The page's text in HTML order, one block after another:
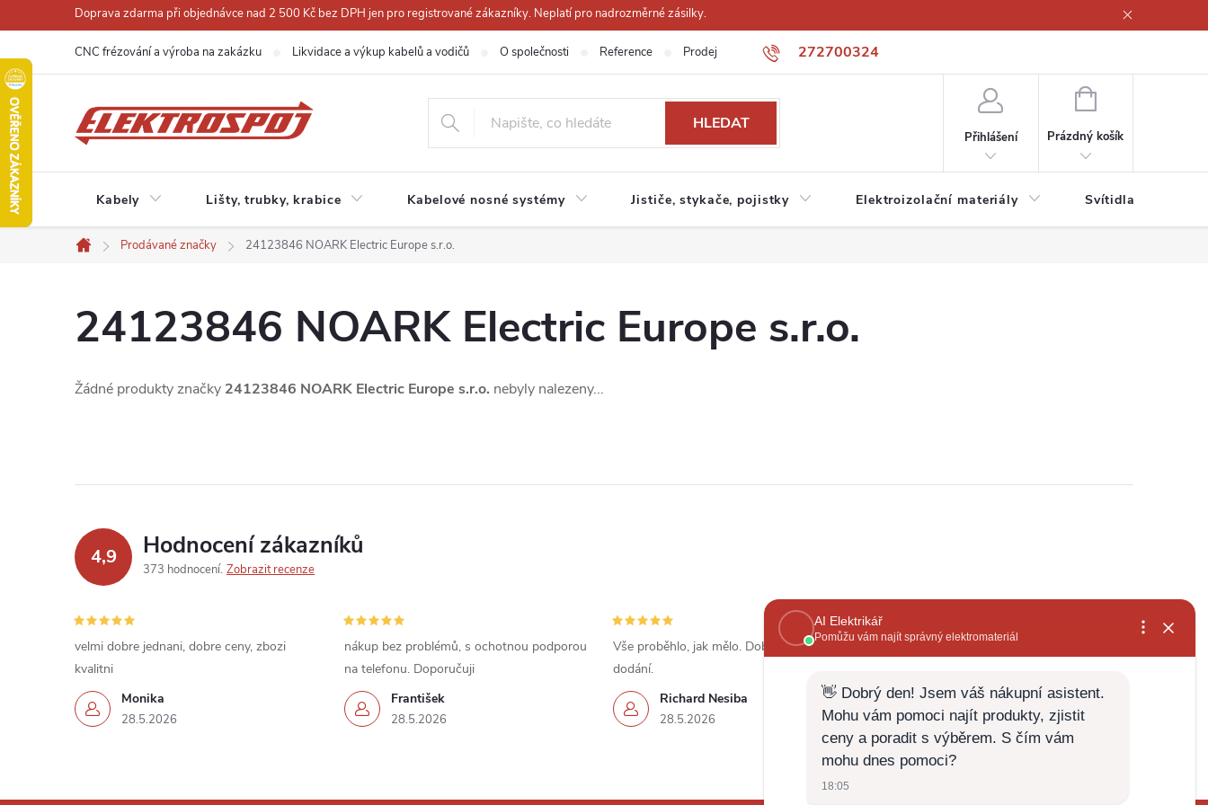
na
obsah
Doprava zdarma při objednávce nad 2 500 Kč bez DPH jen pro registrované zákazníky. Neplatí pro nadrozměrné zásilky.
272700324
CNC frézování a výroba na zakázku Likvidace a výkup kabelů a vodičů O společnosti Reference Prodejna Obchodní podmínky
HLEDAT
Přihlášení
NÁKUPNÍ
Prázdný košík
Kabely Lišty, trubky, krabice Kabelové nosné systémy Jističe, stykače, pojistky Elektroizolační materiály Svítidla a zdroje
Domů
Prodávané značky 24123846 NOARK Electric Europe s.r.o.
24123846 NOARK Electric Europe s.r.o.
Žádné produkty značky 24123846 NOARK Electric Europe s.r.o. nebyly nalezeny...
4,9 Hodnocení zákazníků
373 hodnocení Zobrazit recenze
Monika
28.5.2026
velmi dobre jednani, dobre ceny, zbozi
kvalitni
František
28.5.2026
nákup bez problémů, s ochotnou podporou
na telefonu. Doporučuji
Richard Nesiba
28.5.2026
Vše proběhlo, jak mělo. Dobrá cena, rychlé
dodání.
Zdenek Zabloudil
28.5.2026
již několikátá objednávka,široký sortiment a